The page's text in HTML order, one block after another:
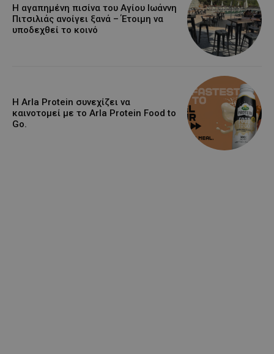
Η αγαπημένη πισίνα του Αγίου Ιωάννη
Πιτσιλιάς ανοίγει ξανά – Έτοιμη να
υποδεχθεί το κοινό
Η Arla Protein συνεχίζει να
καινοτομεί με το Arla Protein Food to
Go.